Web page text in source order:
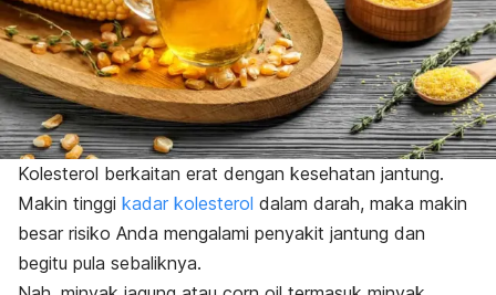
Kolesterol berkaitan erat dengan kesehatan jantung.
Makin tinggi kadar kolesterol dalam darah, maka makin
besar risiko Anda mengalami penyakit jantung dan
begitu pula sebaliknya.